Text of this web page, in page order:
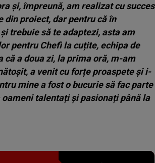
și, împreună, am realizat cu succes
din proiect, dar pentru că în
trebuie să te adaptezi, asta am
pentru Chefi la cuțite, echipa de
că a doua zi, la prima oră, m-am
a venit cu forțe proaspete și i-
mine a fost o bucurie să fac parte
talentați și pasionați până la